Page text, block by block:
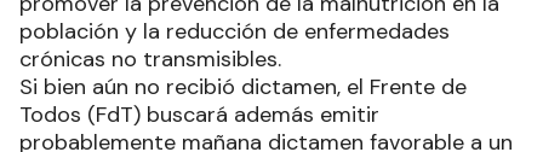
población y la reducción de enfermedades
crónicas no transmisibles.
Si bien aún no recibió dictamen, el Frente de
Todos (FdT) buscará además emitir
probablemente mañana dictamen favorable a un